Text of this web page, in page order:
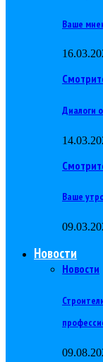
Ваше
Диалоги
Ваше
Новости
Новости